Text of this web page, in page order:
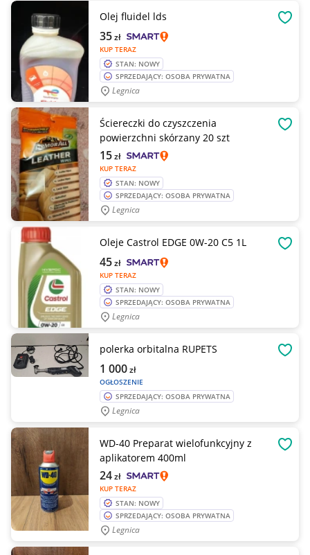
Olej fluidel lds
KUP TERAZ
35zł
STAN: NOWY
SPRZEDAJĄCY: OSOBA PRYWATNA
Legnica
Ściereczki do czyszczenia
powierzchni skórzany 20 szt
KUP TERAZ
15zł
STAN: NOWY
SPRZEDAJĄCY: OSOBA PRYWATNA
Legnica
Oleje Castrol EDGE 0W-20 C5 1L
KUP TERAZ
45zł
STAN: NOWY
SPRZEDAJĄCY: OSOBA PRYWATNA
Legnica
polerka orbitalna RUPETS
OGŁOSZENIE
1 000zł
SPRZEDAJĄCY: OSOBA PRYWATNA
Legnica
WD-40 Preparat wielofunkcyjny z
aplikatorem 400ml
KUP TERAZ
24zł
STAN: NOWY
SPRZEDAJĄCY: OSOBA PRYWATNA
Legnica